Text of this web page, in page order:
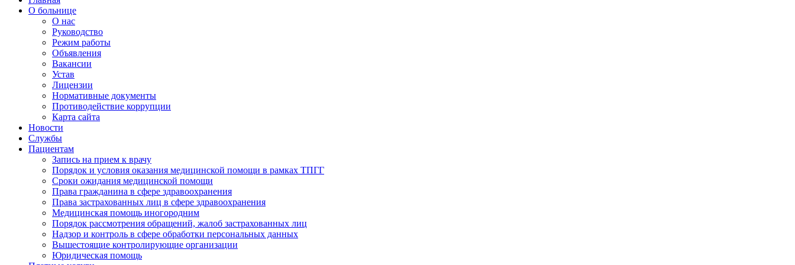
О больнице
О нас
Руководство
Режим работы
Объявления
Вакансии
Устав
Лицензии
Нормативные документы
Противодействие коррупции
Карта сайта
Новости
Службы
Пациентам
Запись на прием к врачу
Порядок и условия оказания медицинской помощи в рамках ТПГГ
Сроки ожидания медицинской помощи
Права гражданина в сфере здравоохранения
Права застрахованных лиц в сфере здравоохранения
Медицинская помощь иногородним
Порядок рассмотрения обращений, жалоб застрахованных лиц
Надзор и контроль в сфере обработки персональных данных
Вышестоящие контролирующие организации
Юридическая помощь